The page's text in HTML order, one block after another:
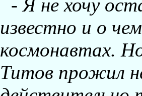
- Я не хочу
известно и о
космонавтах.
Титов прожил